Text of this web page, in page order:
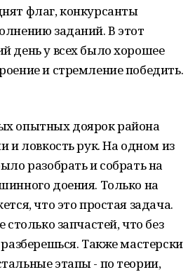
флаг, конкурсанты
заданий. В этот
день у всех было хорошее
и стремление победить.
опытных доярок района
и ловкость рук. На одном из
разобрать и собрать на
доения. Только на
что это простая задача.
запчастей, что без
Также мастерски
этапы - по теории,